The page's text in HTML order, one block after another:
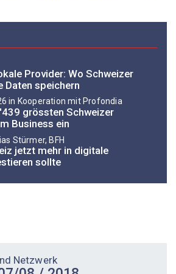
Provider: Wo Schweizer
Daten speichern
in Kooperation mit Profondia
grössten Schweizer
Business ein
Stürmer, BFH
jetzt mehr in digitale
sollte
Netzwerk